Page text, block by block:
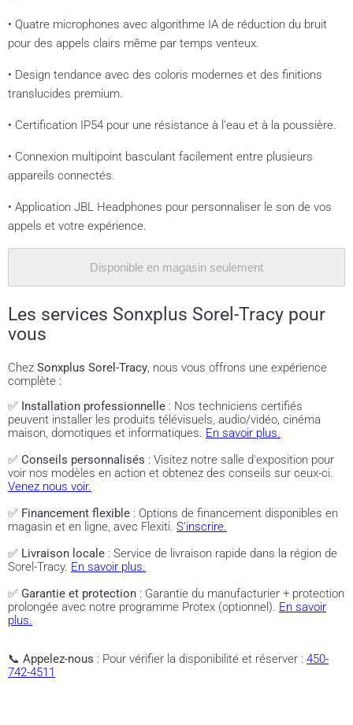
• Quatre microphones avec algorithme IA de réduction du bruit
pour des appels clairs même par temps venteux.
• Design tendance avec des coloris modernes et des finitions
translucides premium.
• Certification IP54 pour une résistance à l'eau et à la poussière.
• Connexion multipoint basculant facilement entre plusieurs
appareils connectés.
• Application JBL Headphones pour personnaliser le son de vos
appels et votre expérience.
Disponible en magasin seulement
Les services Sonxplus Sorel-Tracy pour
vous
Chez Sonxplus Sorel-Tracy, nous vous offrons une expérience
complète :
✅ Installation professionnelle : Nos techniciens certifiés
peuvent installer les produits télévisuels, audio/vidéo, cinéma
maison, domotiques et informatiques. En savoir plus.
✅ Conseils personnalisés : Visitez notre salle d'exposition pour
voir nos modèles en action et obtenez des conseils sur ceux-ci.
Venez nous voir.
✅ Financement flexible : Options de financement disponibles en
magasin et en ligne, avec Flexiti. S'inscrire.
✅ Livraison locale : Service de livraison rapide dans la région de
Sorel-Tracy. En savoir plus.
✅ Garantie et protection : Garantie du manufacturier + protection
prolongée avec notre programme Protex (optionnel). En savoir
plus.
📞 Appelez-nous : Pour vérifier la disponibilité et réserver : 450-
742-4511